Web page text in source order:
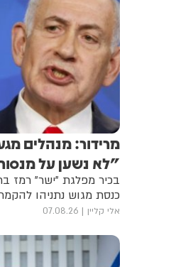
מרידור: מנהלים
"לא נשען על
בכיר מפלגת "ישר" רמז
כנסת מגוש נתניהו
אלי קליין 07.08.26